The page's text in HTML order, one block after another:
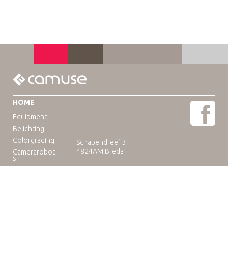
HOME
Equipment
Belichting
Colorgrading
Camerarobot
s
Schapendreef 3
4824AM Breda